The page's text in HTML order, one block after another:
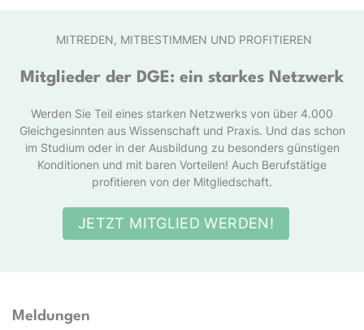
MITREDEN, MITBESTIMMEN UND PROFITIEREN
Mitglieder der DGE: ein starkes Netzwerk
Werden Sie Teil eines starken Netzwerks von über 4.000
Gleichgesinnten aus Wissenschaft und Praxis. Und das schon
im Studium oder in der Ausbildung zu besonders günstigen
Konditionen und mit baren Vorteilen! Auch Berufstätige
profitieren von der Mitgliedschaft.
JETZT MITGLIED WERDEN!
Meldungen